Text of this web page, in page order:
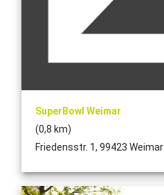
SuperBowl Weimar
(0,8 km)
Friedensstr. 1, 99423 Weimar